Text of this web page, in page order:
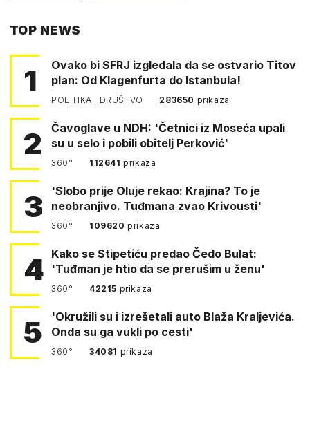
TOP NEWS
1
Ovako bi SFRJ izgledala da se ostvario Titov
plan: Od Klagenfurta do Istanbula!
POLITIKA I DRUŠTVO 283650 prikaza
2
Čavoglave u NDH: 'Četnici iz Moseća upali
su u selo i pobili obitelj Perković'
360° 112641prikaza
3
'Slobo prije Oluje rekao: Krajina? To je
neobranjivo. Tuđmana zvao Krivousti'
360° 109620prikaza
4 Kako se Stipetiću predao Čedo Bulat:
'Tuđman je htio da se prerušim u ženu'
360° 42215 prikaza
5
'Okružili su i izrešetali auto Blaža Kraljevića.
Onda su ga vukli po cesti'
360° 34081 prikaza